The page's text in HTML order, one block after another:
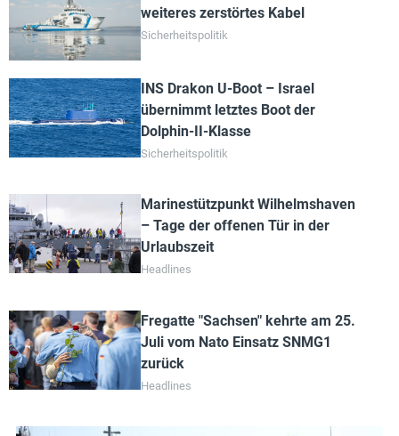
weiteres zerstörtes Kabel
Sicherheitspolitik
INS Drakon U-Boot – Israel
übernimmt letztes Boot der
Dolphin-II-Klasse
Sicherheitspolitik
Marinestützpunkt Wilhelmshaven
– Tage der offenen Tür in der
Urlaubszeit
Headlines
Fregatte "Sachsen" kehrte am 25.
Juli vom Nato Einsatz SNMG1
zurück
Headlines